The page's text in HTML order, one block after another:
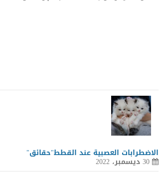
الاضطرابات العصبية عند القطط"حقائق"
30 ديسمبر، 2022